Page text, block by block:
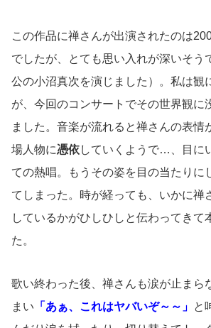
この作品に禅さんが出演されたのは
でしたが、とても思い入れが深いそう
公の小沼真次を演じました）。私は観
が、今回のコンサートでその世界観に
ました。音楽が流れると禅さんの表情
場人物に憑依していくようで…、目に
ての熱唱。もうその姿を目の当たりに
てしまった。時が経っても、いかに禅
しているかがひしひしと伝わってきて
た。
歌い終わった後、禅さんも涙が止まら
まい 「あぁ、これはヤバいぞ～～」 と